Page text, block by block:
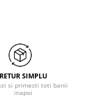
RETUR SIMPLU
si primesti toti banii
inapoi